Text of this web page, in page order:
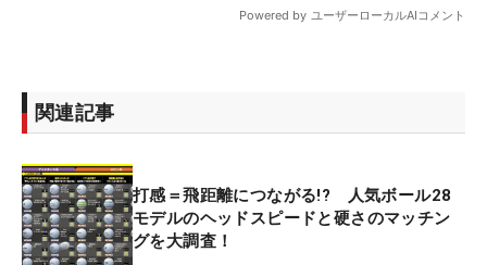
関連記事
打感＝飛距離につながる!? 人気ボール28
モデルのヘッドスピードと硬さのマッチン
グを大調査！